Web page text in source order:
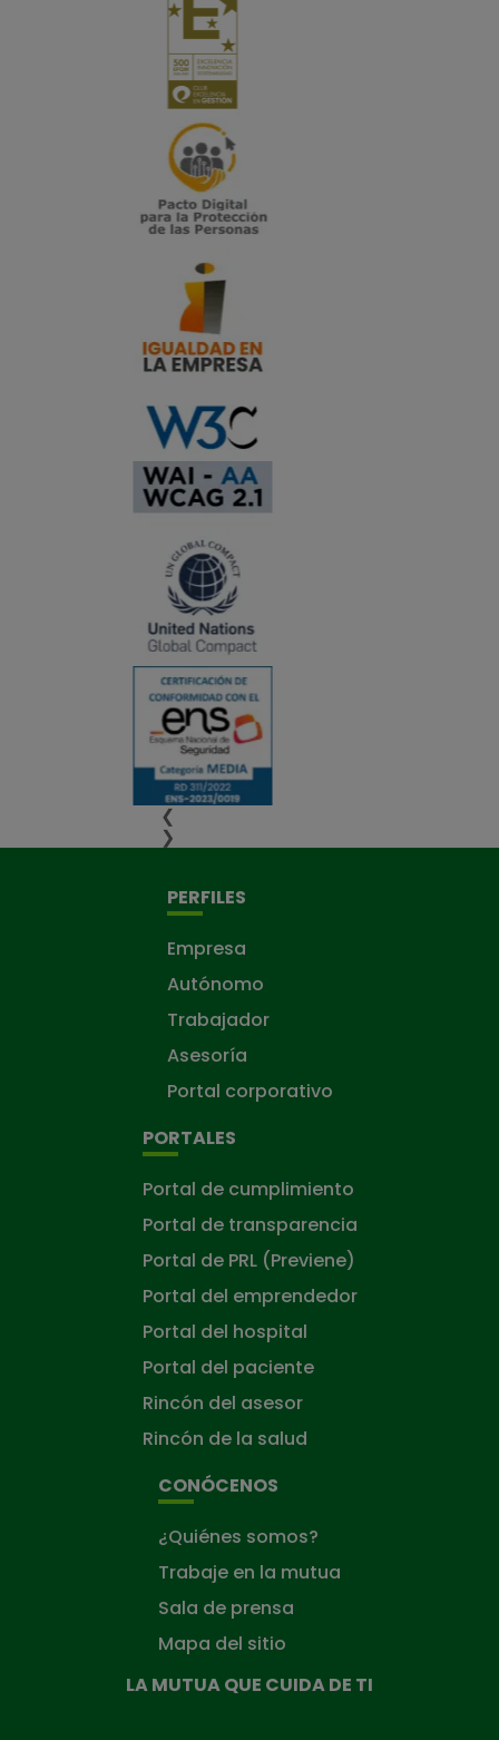
❮
❯
PERFILES
Empresa
Autónomo
Trabajador
Asesoría
Portal corporativo
PORTALES
Portal de cumplimiento
Portal de transparencia
Portal de PRL (Previene)
Portal del emprendedor
Portal del hospital
Portal del paciente
Rincón del asesor
Rincón de la salud
CONÓCENOS
¿Quiénes somos?
Trabaje en la mutua
Sala de prensa
Mapa del sitio
LA MUTUA QUE CUIDA DE TI